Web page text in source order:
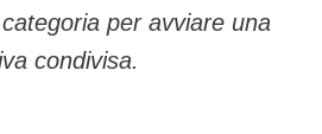
per avviare una
condivisa.